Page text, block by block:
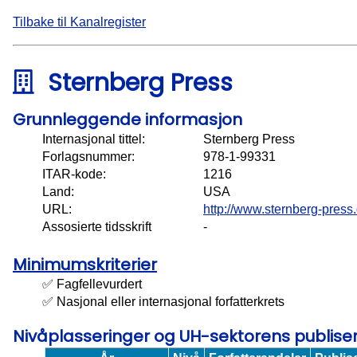
Tilbake til Kanalregister
Sternberg Press
Grunnleggende informasjon
Internasjonal tittel:
Sternberg Press
Forlagsnummer:
978-1-99331
ITAR-kode:
1216
Land:
USA
URL:
http://www.sternberg-
Assosierte tidsskrift
-
Minimumskriterier
✅ Fagfellevurdert
✅ Nasjonal eller internasjonal forfatterkrets
Nivåplasseringer og UH-sektorens